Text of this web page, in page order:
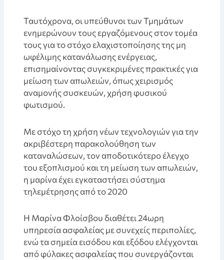
Ταυτόχρονα, οι υπεύθυνοι των Τμημάτων
ενημερώνουν τους εργαζόμενους στον τομέα
τους για το στόχο ελαχιστοποίησης της μη
ωφέλιμης κατανάλωσης ενέργειας,
επισημαίνοντας συγκεκριμένες πρακτικές για
μείωση των απωλειών, όπως χειρισμός
αναμονής συσκευών, χρήση φυσικού
φωτισμού.
Με στόχο τη χρήση νέων τεχνολογιών για την
ακριβέστερη παρακολούθηση των
καταναλώσεων, τον αποδοτικότερο έλεγχο
του εξοπλισμού και τη μείωση των απωλειών,
η μαρίνα έχει εγκαταστήσει σύστημα
τηλεμέτρησης από το 2020
Η Μαρίνα Φλοίσβου διαθέτει 24ωρη
υπηρεσία ασφαλείας με συνεχείς περιπολίες,
ενώ τα σημεία εισόδου και εξόδου ελέγχονται
από φύλακες ασφαλείας που συνεργάζονται